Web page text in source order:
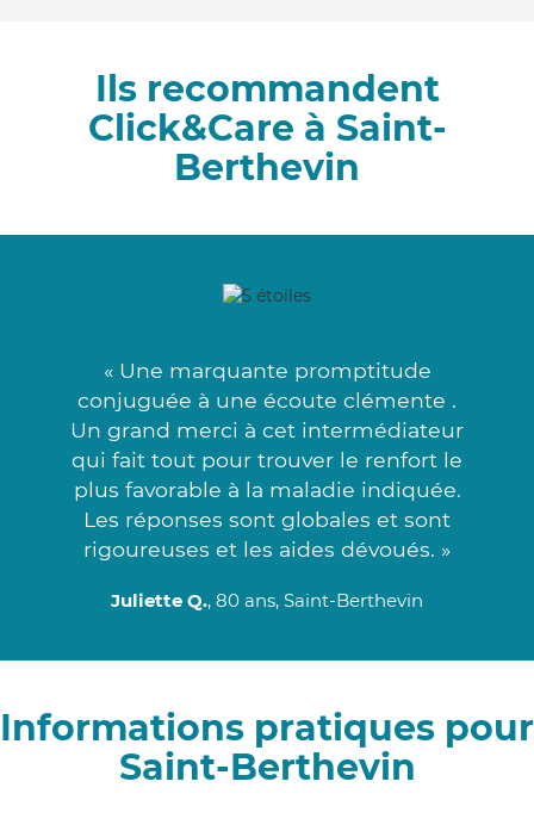
Ils recommandent
Click&Care à Saint-
Berthevin
« Une marquante promptitude
conjuguée à une écoute clémente .
Un grand merci à cet intermédiateur
qui fait tout pour trouver le renfort le
plus favorable à la maladie indiquée.
Les réponses sont globales et sont
rigoureuses et les aides dévoués. »
Juliette Q., 80 ans, Saint-Berthevin
Informations pratiques pour
Saint-Berthevin